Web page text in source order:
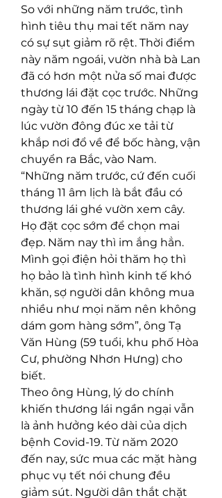
So với những năm trước, tình
hình tiêu thụ mai tết năm nay
có sự sụt giảm rõ rệt. Thời điểm
này năm ngoái, vườn nhà bà Lan
đã có hơn một nửa số mai được
thương lái đặt cọc trước. Những
ngày từ 10 đến 15 tháng chạp là
lúc vườn đông đúc xe tải từ
khắp nơi đổ về để bốc hàng, vận
chuyển ra Bắc, vào Nam.
“Những năm trước, cứ đến cuối
tháng 11 âm lịch là bắt đầu có
thương lái ghé vườn xem cây.
Họ đặt cọc sớm để chọn mai
đẹp. Năm nay thì im ắng hẳn.
Mình gọi điện hỏi thăm họ thì
họ bảo là tình hình kinh tế khó
khăn, sợ người dân không mua
nhiều như mọi năm nên không
dám gom hàng sớm”, ông Tạ
Văn Hùng (59 tuổi, khu phố Hòa
Cư, phường Nhơn Hưng) cho
biết.
Theo ông Hùng, lý do chính
khiến thương lái ngần ngại vẫn
là ảnh hưởng kéo dài của dịch
bệnh Covid-19. Từ năm 2020
đến nay, sức mua các mặt hàng
phục vụ tết nói chung đều
giảm sút. Người dân thắt chặt